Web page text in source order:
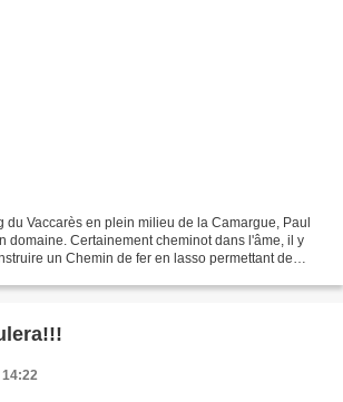
du Vaccarès en plein milieu de la Camargue, Paul
domaine. Certainement cheminot dans l'âme, il y
un Chemin de fer en lasso permettant de
14:22